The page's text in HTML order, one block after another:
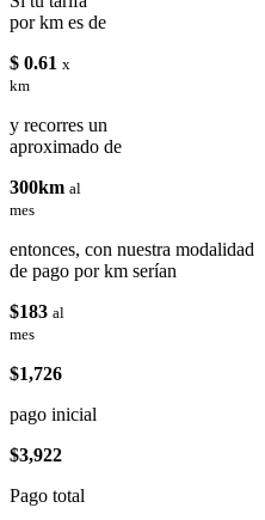
por km es de
$ 0.61 x
km
y recorres un
aproximado de
300km al
mes
entonces, con nuestra modalidad
de pago por km serían
$183 al
mes
$1,726
pago inicial
$3,922
Pago total